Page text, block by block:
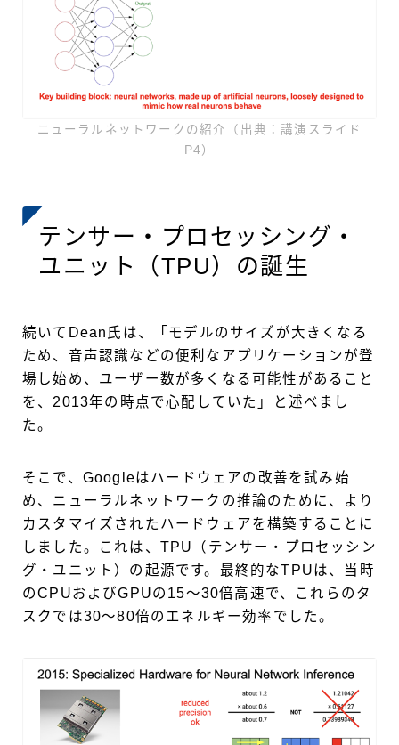
ニューラルネットワークの紹介（出典：講演スライド
P4）
テンサー・プロセッシング・
ユニット（TPU）の誕生
続いてDean氏は、「モデルのサイズが大きくなる
ため、音声認識などの便利なアプリケーションが登
場し始め、ユーザー数が多くなる可能性があること
を、2013年の時点で心配していた」と述べまし
た。
そこで、Googleはハードウェアの改善を試み始
め、ニューラルネットワークの推論のために、より
カスタマイズされたハードウェアを構築することに
しました。これは、TPU（テンサー・プロセッシン
グ・ユニット）の起源です。最終的なTPUは、当時
のCPUおよびGPUの15〜30倍高速で、これらのタ
スクでは30〜80倍のエネルギー効率でした。